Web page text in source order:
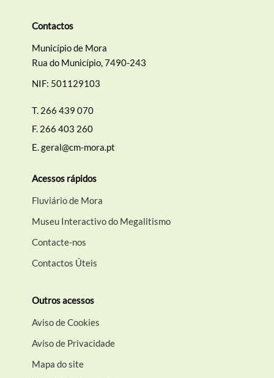
Contactos
Município de Mora
Rua do Município, 7490-243
NIF: 501129103
T. 266 439 070
F. 266 403 260
E.geral@cm-mora.pt
Acessos rápidos
Fluviário de Mora
Museu Interactivo do Megalitismo
Contacte-nos
Contactos Úteis
Outros acessos
Aviso de Cookies
Aviso de Privacidade
Mapa do site